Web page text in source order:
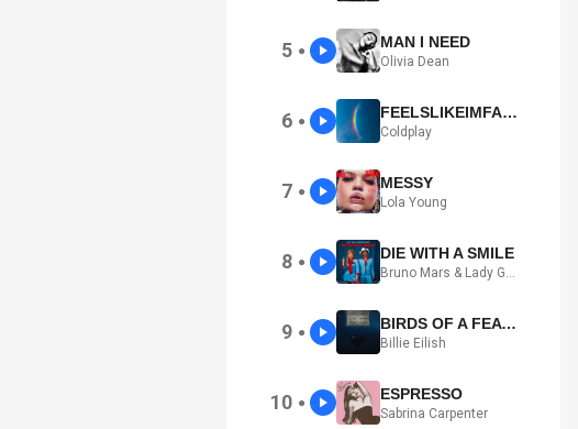
5 ● MAN I NEED
Olivia Dean
6 ● FEELSLIKEIMFALLINGINLOVE
Coldplay
7 ● MESSY
Lola Young
8 ● DIE WITH A SMILE
Bruno Mars & Lady Gaga
9 ● BIRDS OF A FEATHER
Billie Eilish
10 ● ESPRESSO
Sabrina Carpenter